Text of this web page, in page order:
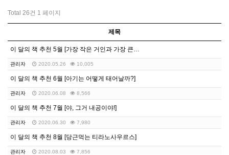
Total 26건 1 페이지
제목
이 달의 책 추천 5월 [가장 작은 거인과 가장 큰…
관리자 2020.05.26 10,005
이 달의 책 추천 6월 [아기는 어떻게 태어날까?]
관리자 2020.06.08 8,566
이 달의 책 추천 7월 [야, 그거 내공이야!]
관리자 2020.06.30 7,980
이 달의 책 추천 8월 [당근먹는 티라노사우르스]
관리자 2020.08.03 7,856